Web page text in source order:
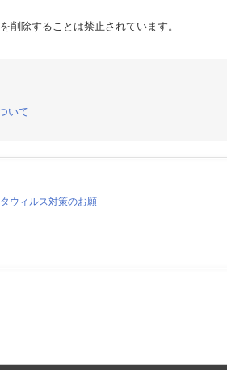
除することは禁止されています。
いて
ウィルス対策のお願